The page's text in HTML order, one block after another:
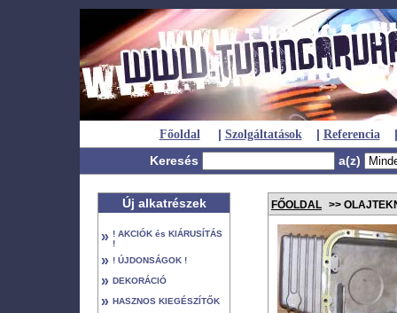
Főoldal | Szolgáltatások | Referencia
|
Keresés
a(z)
Új alkatrészek
» ! AKCIÓK és KIÁRUSÍTÁS
!
» ! ÚJDONSÁGOK !
» DEKORÁCIÓ
» HASZNOS KIEGÉSZÍTŐK
FŐOLDAL >>